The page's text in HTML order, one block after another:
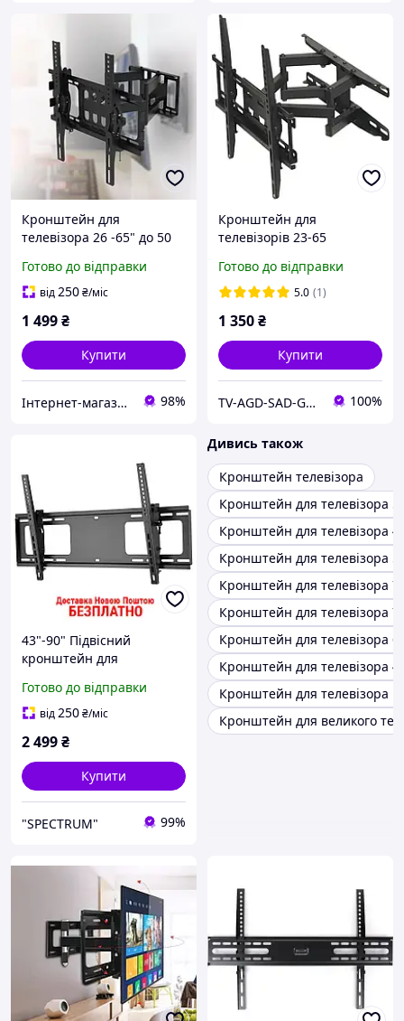
Кронштейн для
телевізора 26 -65" до 50
Настінне кріплення для
ТВ M-55
Готово до відправки
від250₴/міс
1 499₴
Купити
Інтернет-магазин «Gadgetarium» 98%
Кронштейн для
телевізорів 23-65
Готово до відправки
5.0 (1)
1 350₴
Купити
TV-AGD-SAD-GOROG 100%
43"-90" Підвісний
кронштейн для
PLB-2B Кріплення для тв
Кронштейн для
Готово до відправки
від250₴/міс
2 499₴
Купити
"SPECTRUM" 99%
Дивись також
Кронштейн телевізора
Кронштейн для телевізора
Кронштейн для телевізора
Кронштейн для телевізора
Кронштейн для телевізора
Кронштейн для телевізора
Кронштейн для телевізора
Кронштейн для телевізора
Кронштейн для телевізора
Кронштейн для великого